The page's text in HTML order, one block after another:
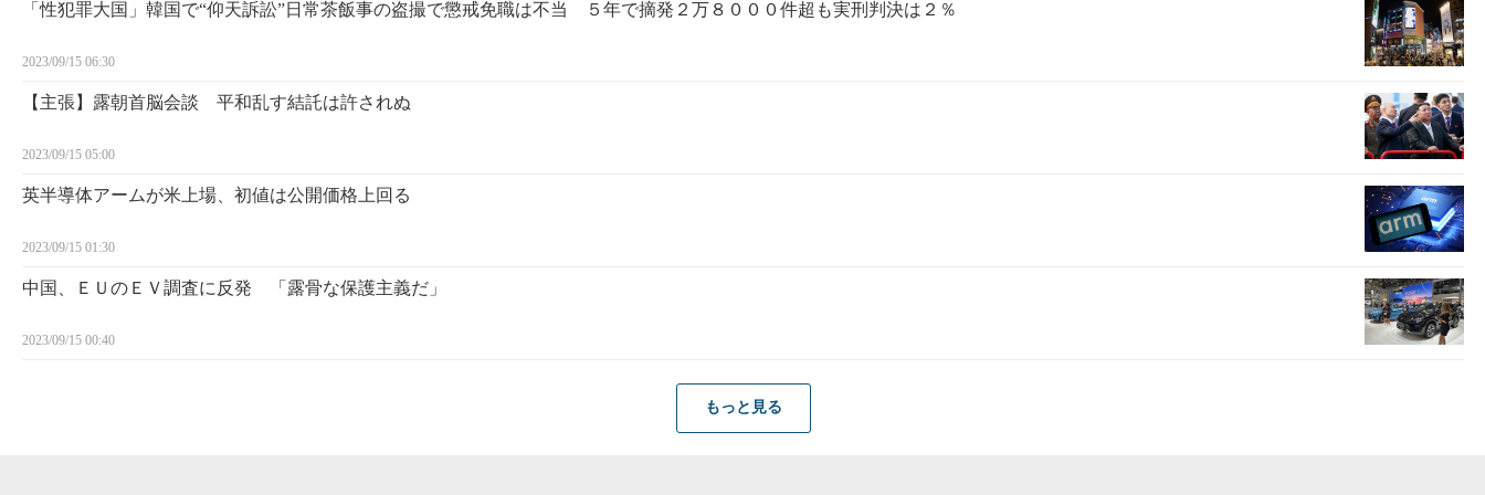
「性犯罪大国」韓国で“仰天訴訟”日常茶飯事の盗撮で懲戒免職は不当 ５年で摘発２万８０００件超も実刑判決は２％
2023/09/15 06:30
【主張】露朝首脳会談 平和乱す結託は許されぬ
2023/09/15 05:00
英半導体アームが米上場、初値は公開価格上回る
2023/09/15 01:30
中国、ＥＵのＥＶ調査に反発 「露骨な保護主義だ」
2023/09/15 00:40
もっと見る